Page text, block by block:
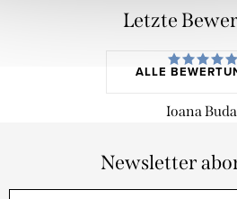
Letzte
ALLE
Ioana Buda
Newsletter